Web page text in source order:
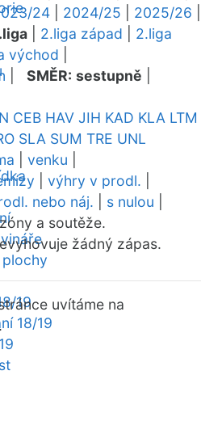
19
18/19
24 2024/25 2025/26
2.liga západ
2.liga
východ
SMĚR: sestupně
CEB HAV JIH KAD KLA LTM
SLA SUM TRE UNL
venku
výhry v prodl.
nebo náj. s nulou
a soutěže.
žádný zápas.
uvítáme na